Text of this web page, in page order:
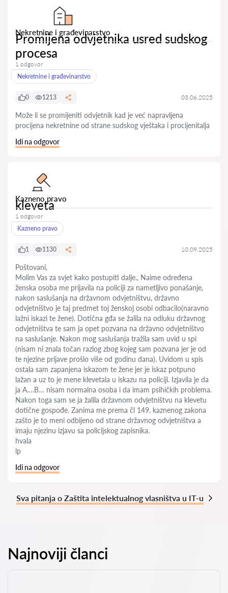
Nekretnine i građevinarstvo
Promijena odvjetnika usred sudskog
procesa
1 odgovor
Nekretnine i građevinarstvo
0 1213 03.06.2025
Može li se promijeniti odvjetnik kad je već napravljena
procijena nekretnine od strane sudskog vještaka i procijenitalja
Idi na odgovor
Kazneno pravo
kleveta
1 odgovor
Kazneno pravo
1 1130 10.09.2025
Poštovani,
Molim Vas za svjet kako postupiti dalje., Naime određena
ženska osoba me prijavila na policiji za nametljivo ponašanje,
nakon saslušanja na državnom odvjetništvu, državno
odvjetništvo je taj predmet toj ženskoj osobi odbacilo(naravno
lažni iskazi te žene). Dotična gđa se žalila na odluku državnog
odvjetništva te sam ja opet pozvana na državno odvjetništvo
na saslušanje. Nakon mog saslušanja tražila sam uvid u spi
(nisam ni znala točan razlog zbog kojeg sam pozvana jer je od
te njezine prijave prošlo više od godinu dana). Uvidom u spis
ostala sam zapanjena iskazom te žene jer je iskaz potpuno
lažan a uz to je mene klevetala u iskazu na policiji. Izjavila je da
ja A….B… nisam normalna osoba i da imam psihičkih problema.
Nakon toga sam se ja žalila državnom odvjetništvu na klevetu
dotične gospođe. Zanima me prema čl 149. kaznenog zakona
zašto je to meni odbijeno od strane državnog odvjetništva a
imaju njezinu izjavu sa policijskog zapisnika.
hvala
lp
Idi na odgovor
Sva pitanja o Zaštita intelektualnog vlasništva u IT-u
Najnoviji članci